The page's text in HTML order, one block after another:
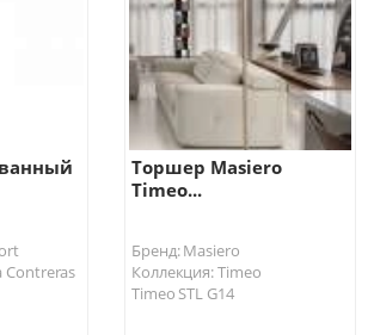
Contreras
Торшер Masiero
Timeo...
Бренд: Masiero
Коллекция: Timeo
Timeo STL G14